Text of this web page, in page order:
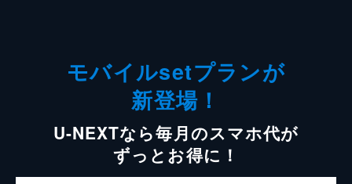
モバイルsetプランが
新登場！
U-NEXTなら毎月のスマホ代が
ずっとお得に！